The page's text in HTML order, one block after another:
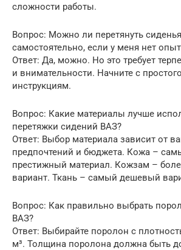
сложности работы.
Вопрос: Можно ли перетянуть
самостоятельно, если у меня нет
Ответ: Да, можно. Но это требует
и внимательности. Начните с
инструкциям.
Вопрос: Какие материалы лучше
перетяжки сидений ВАЗ?
Ответ: Выбор материала зависит от
предпочтений и бюджета. Кожа –
престижный материал. Кожзам –
вариант. Ткань – самый дешевый
Вопрос: Как правильно выбрать
ВАЗ?
Ответ: Выбирайте поролон с
м³. Толщина поролона должна быть